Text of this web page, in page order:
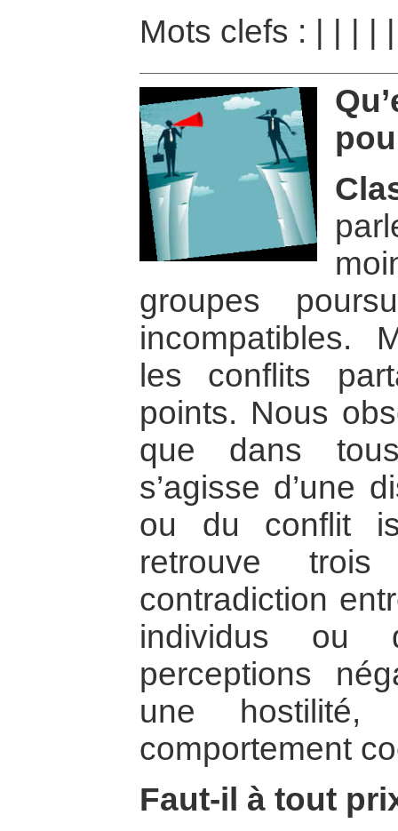
Mots clefs :
groupes
incompatibles.
les conflits
points. Nous
que dans
s’agisse d’une
ou du conflit
retrouve
contradiction
individus ou
perceptions
une
comportement
Faut-il à tout